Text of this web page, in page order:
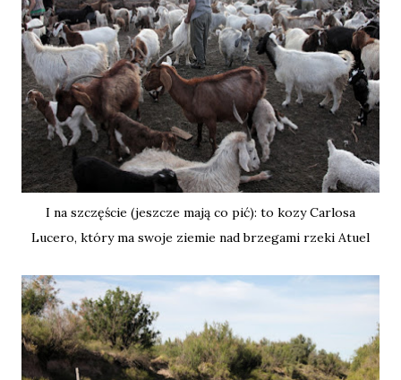
I na szczęście (jeszcze mają co pić): to kozy Carlosa
Lucero, który ma swoje ziemie nad brzegami rzeki Atuel